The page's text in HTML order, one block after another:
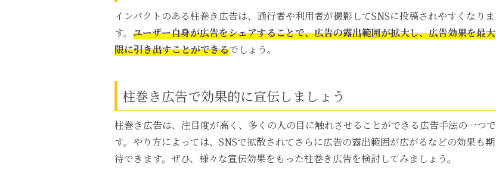
インパクトのある柱巻き広告は、通行者や利用者が撮影してSNSに投稿されやすくなりま
す。 ユーザー自身が広告をシェアすることで、広告の露出範囲が拡大し、広告効果を最大
限に引き出すことができるでしょう。
柱巻き広告で効果的に宣伝しましょう
柱巻き広告は、注目度が高く、多くの人の目に触れさせることができる広告手法の一つで
す。やり方によっては、SNSで拡散されてさらに広告の露出範囲が広がるなどの効果も期
待できます。ぜひ、様々な宣伝効果をもった柱巻き広告を検討してみましょう。